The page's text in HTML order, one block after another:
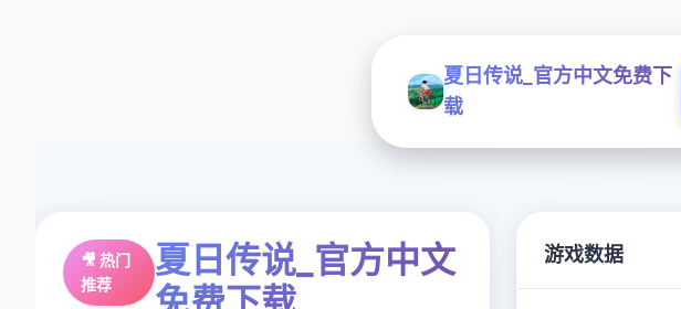
夏日传说_官方中文免费下
载
🎥 热门
推荐
夏日传说_官方中文
游戏数据